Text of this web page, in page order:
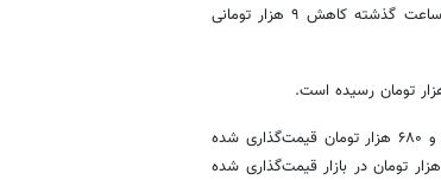
قیمت پیدا کرده است. این نشان می‌دهد که هر گرم طلای ۱۸عیار در طول ۲۴ ساعت گذشته کاهش ۹ هزار تومانی
هر گرم طلای ۲۴ عیار ۱۲ هزار تومان کاهش قیمت داشت و در حدود ۱۱ میلیون و ۶۸۰ هزار تومان قیمت‌گذاری شده
است. هر گرم طلای دست دوم نیز با کاهش ۸۸ هزار تومانی، ۸ میلیون و ۶۴۳ هزار تومان در بازار قیمت‌گذاری شده